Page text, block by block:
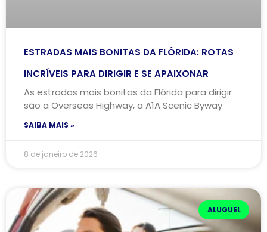
ESTRADAS MAIS BONITAS DA FLÓRIDA: ROTAS
INCRÍVEIS PARA DIRIGIR E SE APAIXONAR
As estradas mais bonitas da Flórida para dirigir
são a Overseas Highway, a A1A Scenic Byway
SAIBA MAIS »
8 de janeiro de 2026
ALUGUEL